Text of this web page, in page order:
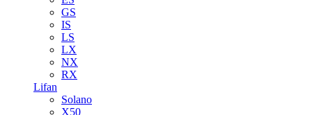
GS
IS
LS
LX
NX
RX
Lifan
Solano
X50